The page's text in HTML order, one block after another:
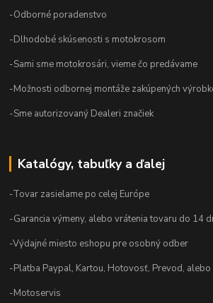
-Odborné poradenstvo
-Dlhodobé skúsenosti s motokrosom
-Sami sme motokrosári, vieme čo predávame
-Možnosti odbornej montáže zakúpených
-Sme autorizovaný Dealeri značiek
Katalógy, tabuľky a ďalej
-Tovar zasielame po celej Európe
-Garancia výmeny, alebo vrátenia tovaru do 14
-Výdajné miesto eshopu pre osobný odber
-Platba Paypal, Kartou, Hotovosť, Prevod,
-Motoservis